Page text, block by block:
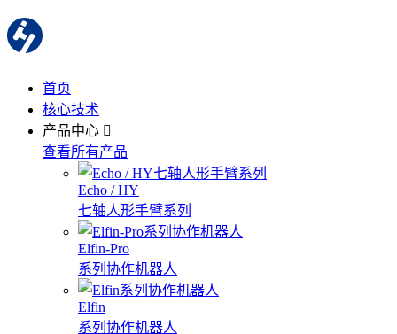
首页
核心技术
产品中心
查看所有产品
Echo / HY
七轴人形手臂系列
Elfin-Pro
系列协作机器人
Elfin
系列协作机器人